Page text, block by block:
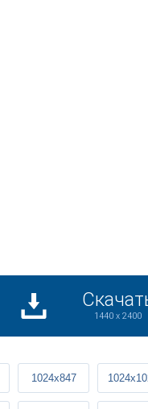
1440 x 2400
1024x847